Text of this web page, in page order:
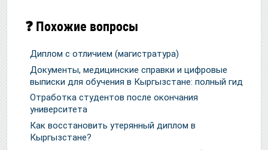
❓ Похожие вопросы
Диплом с отличием (магистратура)
Документы, медицинские справки и цифровые
выписки для обучения в Кыргызстане: полный гид
Отработка студентов после окончания
университета
Как восстановить утерянный диплом в
Кыргызстане?